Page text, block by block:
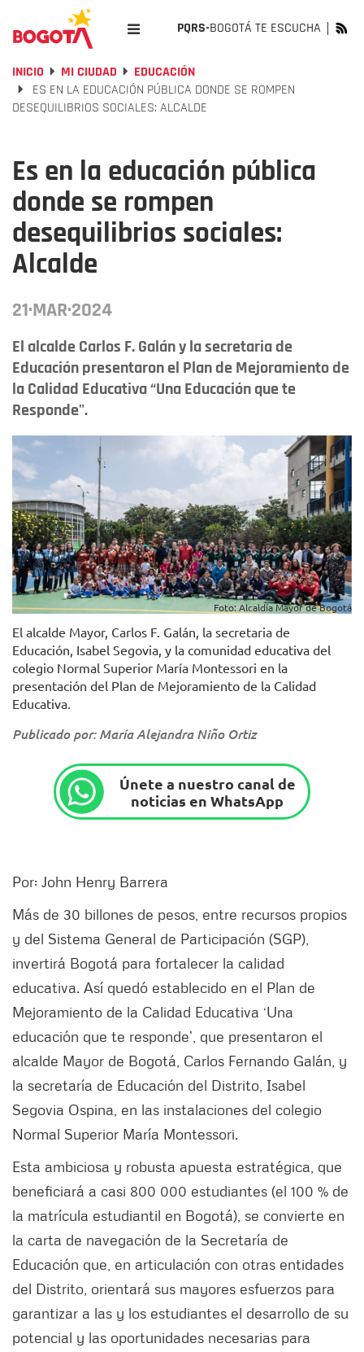
PQRS-BOGOTÁ TE ESCUCHA
INICIO MI CIUDAD
EDUCACIÓN
ES EN LA EDUCACIÓN PÚBLICA DONDE SE ROMPEN
DESEQUILIBRIOS SOCIALES: ALCALDE
Es en la educación pública
donde se rompen
desequilibrios sociales:
Alcalde
21·MAR·2024
El alcalde Carlos F. Galán y la secretaria de
Educación presentaron el Plan de Mejoramiento de
la Calidad Educativa “Una Educación que te
Responde".
Foto: Alcaldía Mayor de Bogotá
El alcalde Mayor, Carlos F. Galán, la secretaria de
Educación, Isabel Segovia, y la comunidad educativa del
colegio Normal Superior María Montessori en la
presentación del Plan de Mejoramiento de la Calidad
Educativa.
Publicado por: María Alejandra Niño Ortiz
Únete a nuestro canal de
noticias en WhatsApp
Por: John Henry Barrera
Más de 30 billones de pesos, entre recursos propios
y del Sistema General de Participación (SGP),
invertirá Bogotá para fortalecer la calidad
educativa. Así quedó establecido en el Plan de
Mejoramiento de la Calidad Educativa ‘Una
educación que te responde’, que presentaron el
alcalde Mayor de Bogotá, Carlos Fernando Galán, y
la secretaría de Educación del Distrito, Isabel
Segovia Ospina, en las instalaciones del colegio
Normal Superior María Montessori.
Esta ambiciosa y robusta apuesta estratégica, que
beneficiará a casi 800 000 estudiantes (el 100 % de
la matrícula estudiantil en Bogotá), se convierte en
la carta de navegación de la Secretaría de
Educación que, en articulación con otras entidades
del Distrito, orientará sus mayores esfuerzos para
garantizar a las y los estudiantes el desarrollo de su
potencial y las oportunidades necesarias para